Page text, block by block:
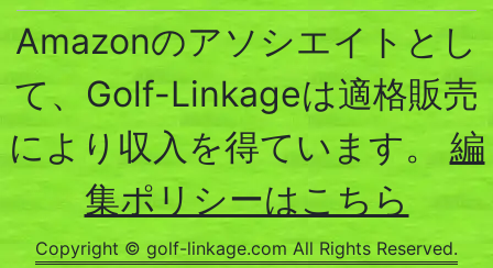
Amazonのアソシエイトとし
て、Golf-Linkageは適格販売
により収入を得ています。 編
集ポリシーはこちら
Copyright © golf-linkage.com All Rights Reserved.